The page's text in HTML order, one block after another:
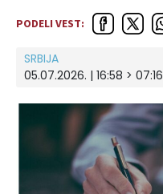
PODELI VEST:
SRBIJA
05.07.2026. | 16:58 > 07:16